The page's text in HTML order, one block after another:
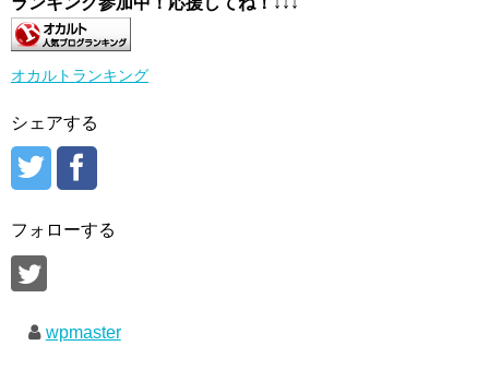
オカルトランキング
シェアする
フォローする
wpmaster